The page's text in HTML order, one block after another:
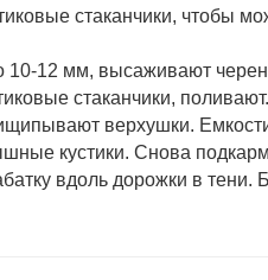
стаканчики, чтобы
10-12 мм, высаживают
стаканчики, поливают.
верхушки.
кустики. Снова
вдоль дорожки в тени.